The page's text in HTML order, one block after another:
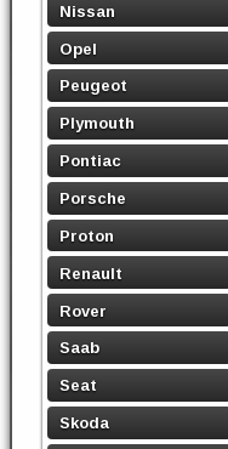
Nissan
Opel
Peugeot
Plymouth
Pontiac
Porsche
Proton
Renault
Rover
Saab
Seat
Skoda